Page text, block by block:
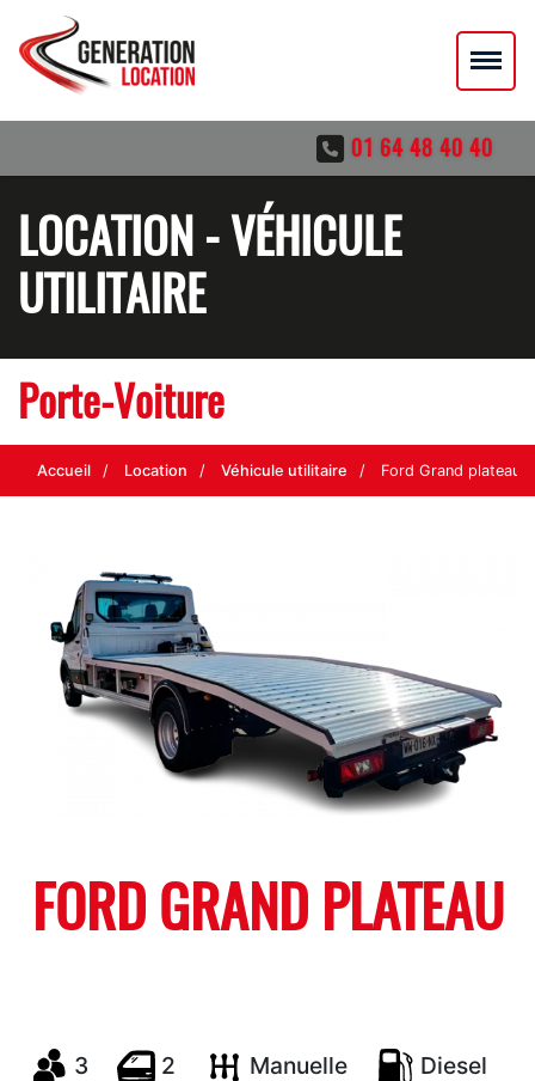
01 64 48 40 40
LOCATION - VÉHICULE
UTILITAIRE
Porte-Voiture
Accueil Location Véhicule utilitaire Ford Grand plateau
FORD GRAND PLATEAU
3 2 Manuelle
Diesel